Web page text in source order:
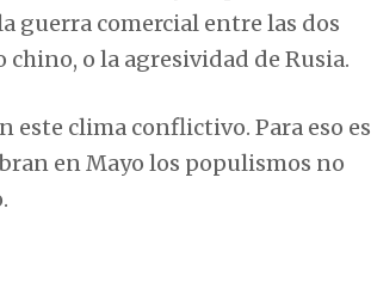
guerra comercial entre las dos
o la agresividad de Rusia.
clima conflictivo. Para eso es
en Mayo los populismos no